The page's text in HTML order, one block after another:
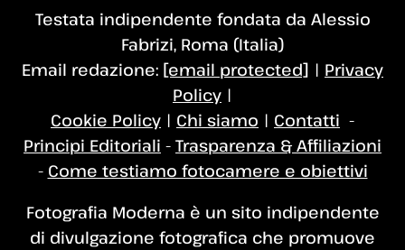
Testata indipendente fondata da Alessio
Fabrizi, Roma (Italia)
Email redazione: [email protected] | Privacy
Policy |
Cookie Policy | Chi siamo | Contatti -
Principi Editoriali - Trasparenza & Affiliazioni
- Come testiamo fotocamere e obiettivi
Fotografia Moderna è un sito indipendente
di divulgazione fotografica che promuove